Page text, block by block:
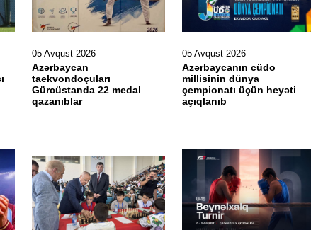
05 Avqust 2026
Azərbaycan
taekvondoçuları
Gürcüstanda 22 medal
qazanıblar
05 Avqust 2026
Azərbaycanın cüdo
millisinin dünya
çempionatı üçün heyəti
açıqlanıb